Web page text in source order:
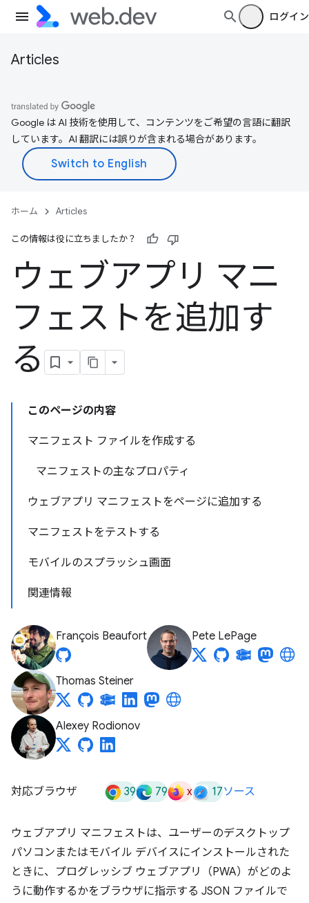
ログイン
Articles
Google は AI 技術を使用して、コンテンツをご希望の言語に翻訳
しています。AI 翻訳には誤りが含まれる場合があります。
ホーム Articles
この情報は役に立ちましたか？
ウェブアプリ マニ
フェストを追加す
る
このページの内容
マニフェスト ファイルを作成する
マニフェストの主なプロパティ
ウェブアプリ マニフェストをページに追加する
マニフェストをテストする
モバイルのスプラッシュ画面
関連情報
François Beaufort Pete LePage
Thomas Steiner
Alexey Rodionov
対応ブラウザ 39 79 x 17ソース
ウェブアプリ マニフェストは、ユーザーのデスクトップ
パソコンまたはモバイル デバイスにインストールされた
ときに、プログレッシブ ウェブアプリ（PWA）がどのよ
うに動作するかをブラウザに指示する JSON ファイルで